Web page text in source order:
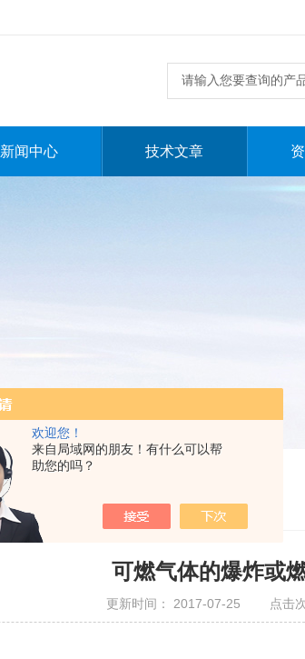
欢迎您！
来自局域网的朋友！有什么可以帮
助您的吗？
新闻中心 技术文章
可燃气体的爆炸或
更新时间： 2017-07-25 点击次